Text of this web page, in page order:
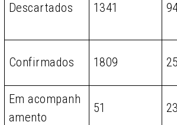
Descartados 1341
Confirmados 1809
Em acompanh
amento
51 23